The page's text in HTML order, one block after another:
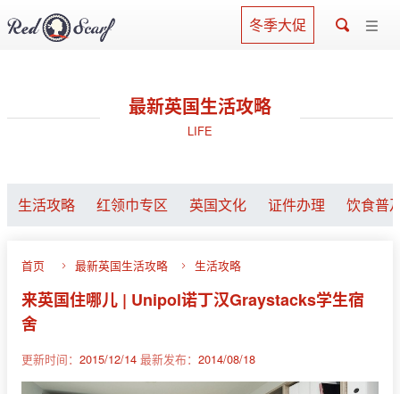
冬季大促
最新英国生活攻略
LIFE
生活攻略 红领巾专区 英国文化 证件办理 饮食普
首页 最新英国生活攻略 生活攻略
来英国住哪儿 | Unipol诺丁汉Graystacks学生宿
舍
更新时间： 2015/12/14 最新发布： 2014/08/18